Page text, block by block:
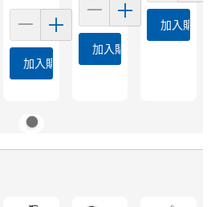
加入購物車
加入購物車
加入購物